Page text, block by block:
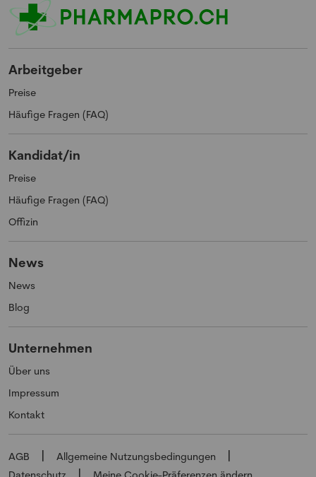
Arbeitgeber
Preise
Häufige Fragen (FAQ)
Kandidat/in
Preise
Häufige Fragen (FAQ)
Offizin
News
News
Blog
Unternehmen
Über uns
Impressum
Kontakt
AGB
Allgemeine Nutzungsbedingungen